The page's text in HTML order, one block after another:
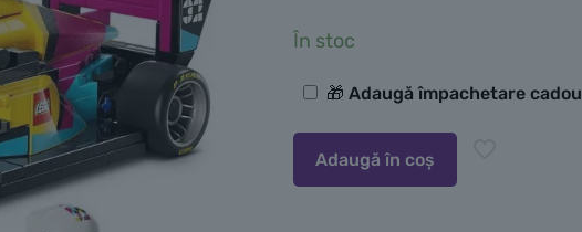
În stoc
Opțiuni
🎁 Adaugă împachetare cadou
Adaugă în coș